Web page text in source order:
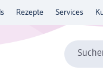
Rezepte Services